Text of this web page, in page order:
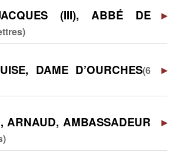
(III), ABBÉ DE
DAME D’OURCHES(6
ARNAUD, AMBASSADEUR